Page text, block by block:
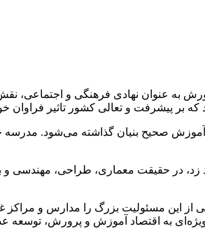
به عنوان نهادی فرهنگی و اجتماعی، نقش
بر پیشرفت و تعالی کشور تاثیر فراوان
آموزش صحیح بنیان گذاشته می‌شود.
زد، در حقیقت معماری، طراحی، مهندسی و
از این مسئولیت بزرگ را مدارس و مراکز
به اقتصاد آموزش و پرورش، توسعه